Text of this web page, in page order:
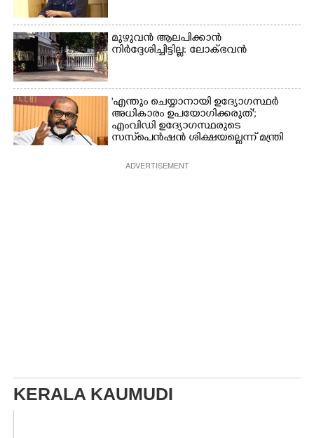
മുഴുവൻ ആലപിക്കാൻ
നിർദ്ദേശിച്ചിട്ടില്ല: ലോക്ഭവൻ
'എന്തും ചെയ്യാനായി ഉദ്യോഗസ്ഥർ
അധികാരം ഉപയോഗിക്കരുത്';
എംവിഡി ഉദ്യോഗസ്ഥരുടെ
സസ്‌പെൻഷൻ ശിക്ഷയല്ലെന്ന് മന്ത്രി
ADVERTISEMENT
KERALA KAUMUDI